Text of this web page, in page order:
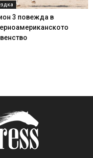
3 повежда в